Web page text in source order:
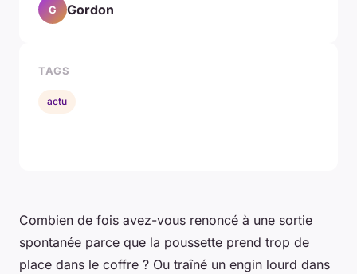
Combien de fois avez-vous renoncé à une sortie
spontanée parce que la poussette prend trop de
place dans le coffre ? Ou traîné un engin lourd dans
G Gordon
TAGS
actu